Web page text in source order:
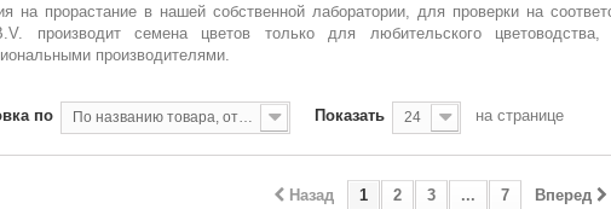
на прорастание в нашей собственной лаборатории, для проверки на
производит семена цветов только для любительского
производителями.
по По названию товара, от А до Я Показать 24 на странице
Назад 1 2 3 ... 7 Вперед